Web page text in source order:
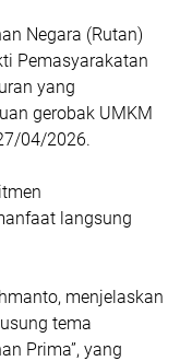
Negara (Rutan)
Pemasyarakatan
yang
gerobak UMKM
04/2026.
langsung
menjelaskan
tema
Prima”, yang